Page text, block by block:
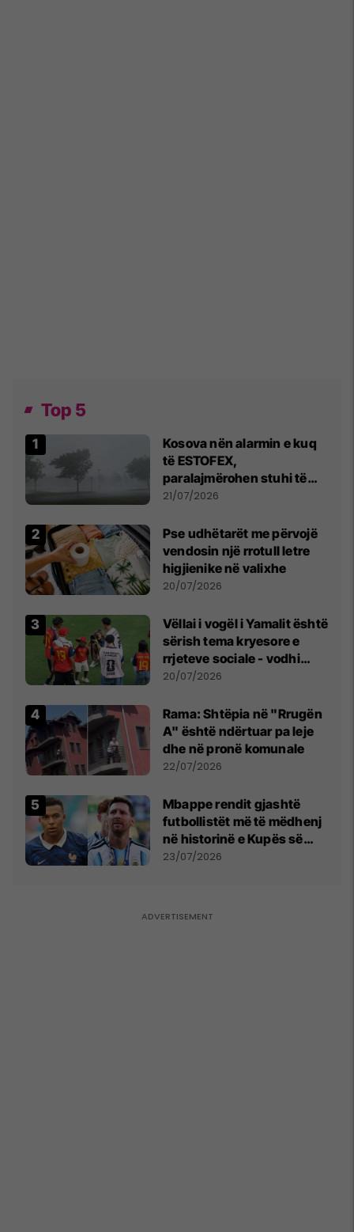
Top 5
Kosova nën alarmin e kuq
të ESTOFEX,
paralajmërohen stuhi të
fuqishme me breshër dhe
21/07/2026
Pse udhëtarët me përvojë
vendosin një rrotull letre
higjienike në valixhe
20/07/2026
Vëllai i vogël i Yamalit është
sërish tema kryesore e
rrjeteve sociale - vodhi
vëmendjen pas finales së
20/07/2026
Rama: Shtëpia në "Rrugën
A" është ndërtuar pa leje
dhe në pronë komunale
22/07/2026
Mbappe rendit gjashtë
futbollistët më të mëdhenj
në historinë e Kupës së
Botës, Messi mbetet i dyti
23/07/2026